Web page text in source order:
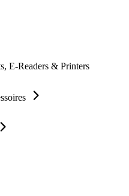
E-Readers & Printers